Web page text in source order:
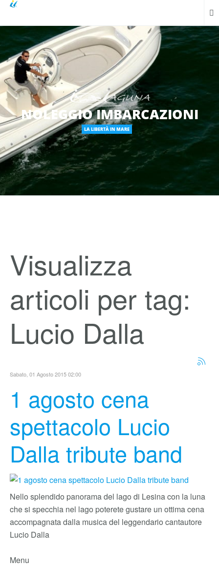
NOLEGGIO IMBARCAZIONI
LA LIBERTÀ IN MARE
Visualizza
articoli per tag:
Lucio Dalla
Sabato, 01 Agosto 2015 02:00
1 agosto cena
spettacolo Lucio
Dalla tribute band
Nello splendido panorama del lago di Lesina con la luna
che si specchia nel lago poterete gustare un ottima cena
accompagnata dalla musica del leggendario cantautore
Lucio Dalla
Menu